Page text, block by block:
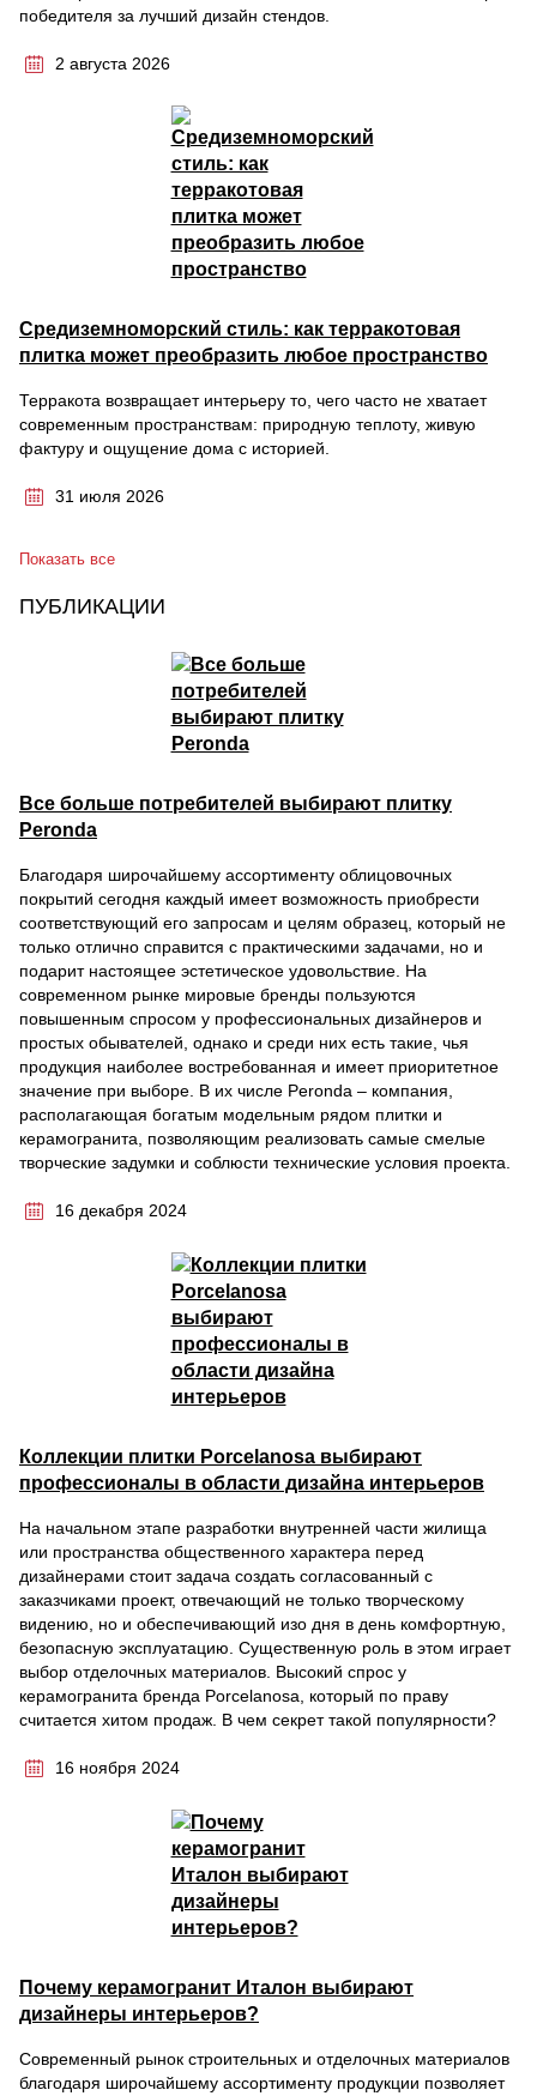
победителя за лучший дизайн стендов.
2 августа 2026
Средиземноморский стиль: как терракотовая
плитка может преобразить любое пространство
Терракота возвращает интерьеру то, чего часто не хватает
современным пространствам: природную теплоту, живую
фактуру и ощущение дома с историей.
31 июля 2026
Показать все
ПУБЛИКАЦИИ
Все больше потребителей выбирают плитку
Peronda
Благодаря широчайшему ассортименту облицовочных
покрытий сегодня каждый имеет возможность приобрести
соответствующий его запросам и целям образец, который не
только отлично справится с практическими задачами, но и
подарит настоящее эстетическое удовольствие. На
современном рынке мировые бренды пользуются
повышенным спросом у профессиональных дизайнеров и
простых обывателей, однако и среди них есть такие, чья
продукция наиболее востребованная и имеет приоритетное
значение при выборе. В их числе Peronda – компания,
располагающая богатым модельным рядом плитки и
керамогранита, позволяющим реализовать самые смелые
творческие задумки и соблюсти технические условия проекта.
16 декабря 2024
Коллекции плитки Porcelanosa выбирают
профессионалы в области дизайна интерьеров
На начальном этапе разработки внутренней части жилища
или пространства общественного характера перед
дизайнерами стоит задача создать согласованный с
заказчиками проект, отвечающий не только творческому
видению, но и обеспечивающий изо дня в день комфортную,
безопасную эксплуатацию. Существенную роль в этом играет
выбор отделочных материалов. Высокий спрос у
керамогранита бренда Porcelanosa, который по праву
считается хитом продаж. В чем секрет такой популярности?
16 ноября 2024
Почему керамогранит Италон выбирают
дизайнеры интерьеров?
Современный рынок строительных и отделочных материалов
благодаря широчайшему ассортименту продукции позволяет